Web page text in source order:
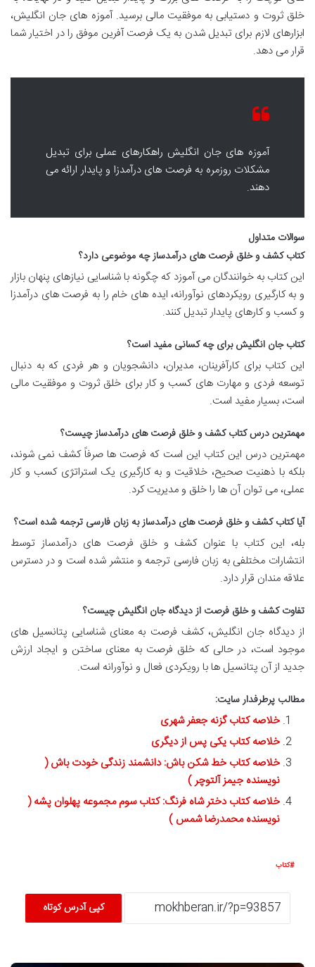
خلق ثروت و دستیابی به موفقیت مالی برسید. آموزه های جان انگلیش،
ابزارهای لازم برای تبدیل شدن به یک فرصت آفرین موفق را در اختیار شما
قرار می دهد.
آموزه های جان انگلیش راهکارهای عملی برای تبدیل
مشکلات روزمره به فرصت های درآمدزا و پایدار ارائه می
دهند.
سوالات متداول
کتاب کشف و خلق فرصت های درآمدساز چه موضوعی دارد؟
این کتاب به خوانندگان می آموزد که چگونه با شناسایی نیازهای پنهان بازار
و به کارگیری رویکردهای نوآورانه، ایده های خام را به فرصت های درآمدزا
و کسب و کارهای پایدار تبدیل کنند.
کتاب جان انگلیش برای چه کسانی مفید است؟
این کتاب برای کارآفرینان، مدیران، دانشجویان و هر فردی که به دنبال
توسعه فردی و مهارت های کسب و کار برای خلق ثروت و موفقیت مالی
است، بسیار مفید است.
مهمترین درس کتاب کشف و خلق فرصت های درآمدساز چیست؟
مهمترین درس این کتاب این است که فرصت ها صرفاً کشف نمی شوند،
بلکه با ذهنیت صحیح، خلاقیت و به کارگیری یک استراتژی کسب و کار
عملی، می توان آن ها را خلق و مدیریت کرد.
آیا کتاب کشف و خلق فرصت های درآمدساز به زبان فارسی ترجمه شده است؟
بله، این کتاب با عنوان کشف و خلق فرصت های درآمدساز توسط
انتشارات مختلفی به زبان فارسی ترجمه و منتشر شده است و در دسترس
علاقه مندان قرار دارد.
تفاوت کشف و خلق فرصت از دیدگاه جان انگلیش چیست؟
از دیدگاه جان انگلیش، کشف فرصت به معنای شناسایی پتانسیل های
موجود است، در حالی که خلق فرصت به معنای ساختن و ایجاد ارزش
جدید از آن پتانسیل ها با رویکردی فعال و نوآورانه است.
مطالب پرطرفدار سایت:
خلاصه کتاب گزنه جعفر شهری
خلاصه کتاب یکی پس از دیگری
خلاصه کتاب خط شکن باش: دانشمند زندگی خودت باش (
نویسنده جیمز آلتوچر )
خلاصه کتاب دختر شاه فرنگ: کتاب سوم مجموعه پهلوان پشه (
نویسنده محمدرضا شمس )
کتاب
کپی آدرس کوتاه